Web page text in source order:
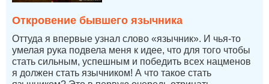
Откровение бывшего язычника
Оттуда я впервые узнал слово «язычник». И чья-то
умелая рука подвела меня к идее, что для того чтобы
стать сильным, успешным и победить всех нацменов
я должен стать язычником! А что такое стать